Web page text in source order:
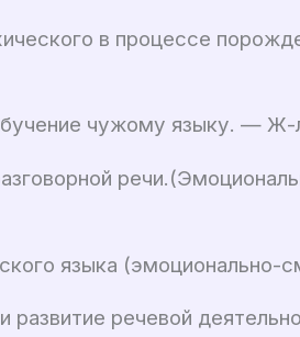
в процессе
чужому языку. — Ж-л
языка
речевой